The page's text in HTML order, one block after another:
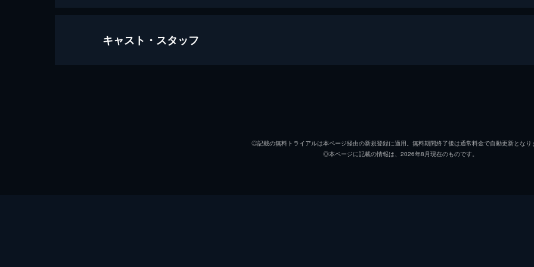
ロード・インフェルノ
キャスト・スタッフ
ヴィレム・デ・ヴォルフ
◎記載の無料トライアルは本ページ経由の新規登録に適用。無料期間終了後は通常料金で自動更新となり
◎本ページに記載の情報は、2026年8月現在のものです。